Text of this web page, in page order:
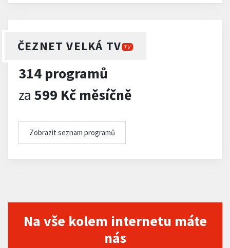
ČEZNET VELKÁ TV TV
314 programů
za 599 Kč měsíčně
Zobrazit seznam programů
Na vše kolem internetu máte
nás